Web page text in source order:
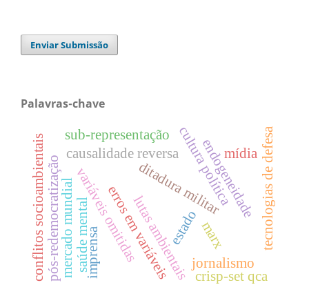
Enviar Submissão
Palavras-chave
ditadura militar
lutas ambientais
cultura política
endogeneidade
causalidade reversa
erros em variáveis
variáveis omitidas tecnologias de defesa
pós-redemocratização
sub-representação
marx
conflitos socioambientais estado
mercado mundialsaúde mental jornalismo
imprensa
mídia
crisp-set qca